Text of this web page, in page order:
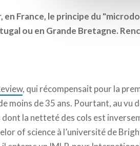
France, le principe du
ou en Grande Bretagne.
, qui récompensait pour la
moins de 35 ans. Pourtant, au vu
la netteté des cols est
of science à l’université de